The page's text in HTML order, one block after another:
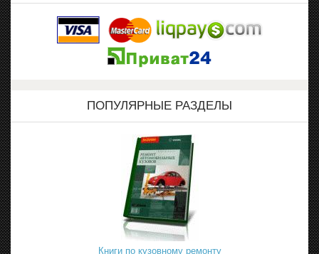
ПОПУЛЯРНЫЕ РАЗДЕЛЫ
Книги по кузовному ремонту